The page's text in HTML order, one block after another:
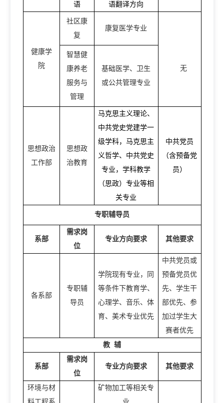
语
语翻译方向
健康学
院
社区康
复
康复医学专业
无
智慧健
康养老
服务与
管理
基础医学、卫生
或公共管理专业
思想政治
工作部
思想政
治教育
马克思主义理论、
中共党史党建学一
级学科，马克思主
义哲学、中共党史
专业，学科教学
（思政）专业等相
关专业
中共党员
（含预备党
员）
专职辅导员
系部
需求岗
位
专业方向要求 其他要求
各系部
专职辅
导员
学院现有专业，同
等条件下教育学、
心理学、音乐、体
育、美术专业优先
中共党员或
预备党员优
先、学生干
部优先、参
加过学生大
赛者优先
教 辅
系部
需求岗
位
专业方向要求 其他要求
环境与材
矿物加工等相关专